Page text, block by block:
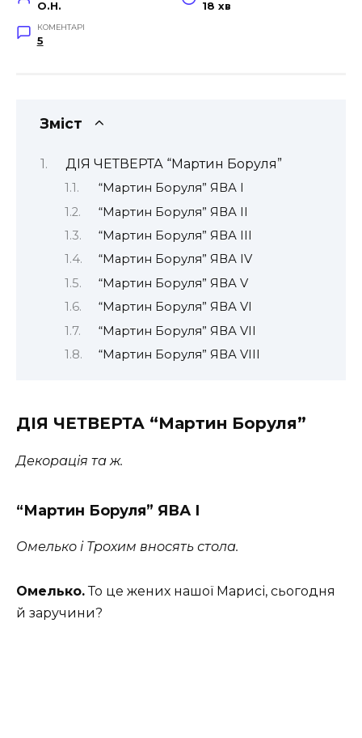
O.H. 18 хв
КОМЕНТАРІ
5
Зміст
ДІЯ ЧЕТВЕРТА “Мартин Боруля”
“Мартин Боруля” ЯВА І
“Мартин Боруля” ЯВА II
“Мартин Боруля” ЯВА ІІІ
“Мартин Боруля” ЯВА IV
“Мартин Боруля” ЯВА V
“Мартин Боруля” ЯВА VI
“Мартин Боруля” ЯВА VII
“Мартин Боруля” ЯВА VIII
ДІЯ ЧЕТВЕРТА “Мартин Боруля”
Декорація та ж.
“Мартин Боруля” ЯВА І
Омелько і Трохим вносять стола.
Омелько.То це жених нашої Марисі, сьогодня
й заручини?